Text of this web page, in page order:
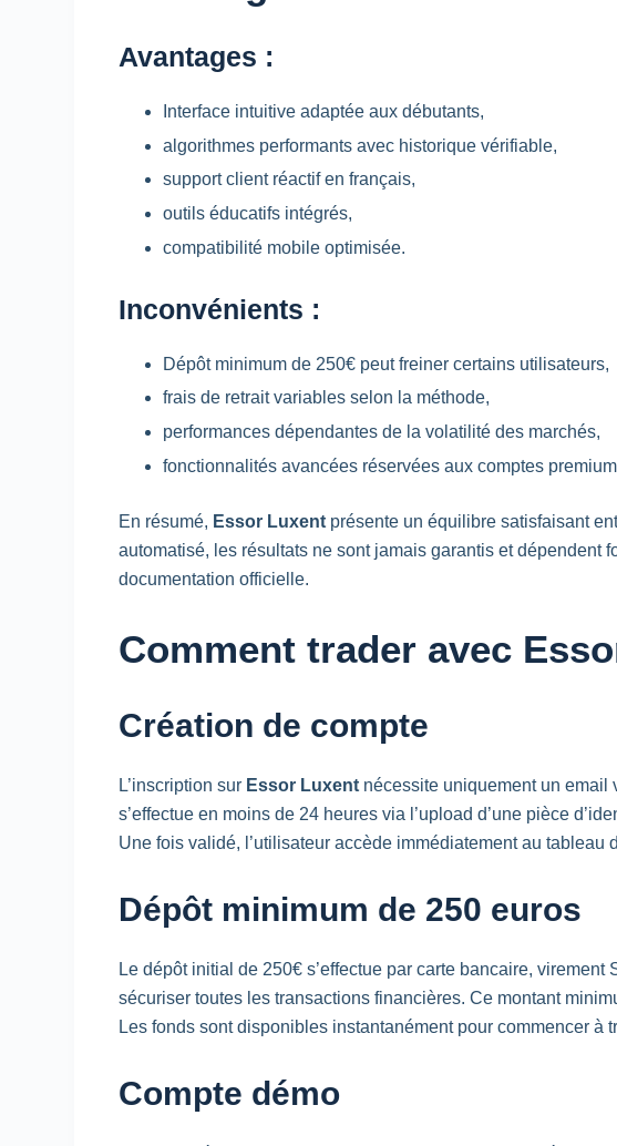
Avantages :
Interface intuitive adaptée aux débutants,
algorithmes performants avec historique vérifiable,
support client réactif en français,
outils éducatifs intégrés,
compatibilité mobile optimisée.
Inconvénients :
Dépôt minimum de 250€ peut freiner certains utilisateurs,
frais de retrait variables selon la méthode,
performances dépendantes de la volatilité des marchés,
fonctionnalités avancées réservées aux comptes
En résumé, Essor Luxent présente un équilibre satisfaisant
automatisé, les résultats ne sont jamais garantis et dépendent
documentation officielle.
Comment trader avec
Création de compte
L’inscription sur Essor Luxent nécessite uniquement unemail
s’effectue en moins de 24 heures via l’upload d’une pièce
Une fois validé, l’utilisateur accède immédiatement au tableau
Dépôt minimum de 250 euros
Le dépôt initial de 250€ s’effectue par carte bancaire, virement
sécuriser toutes les transactions financières. Ce montant
Les fonds sont disponibles instantanément pour commencer à
Compte démo